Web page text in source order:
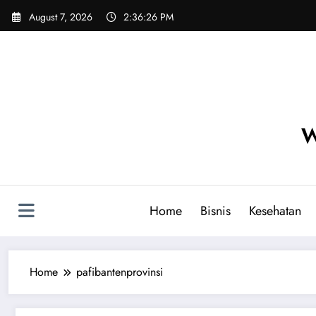
Skip
August 7, 2026 2:36:26 PM
Home Bisnis Kesehatan
Home pafibantenprovinsi